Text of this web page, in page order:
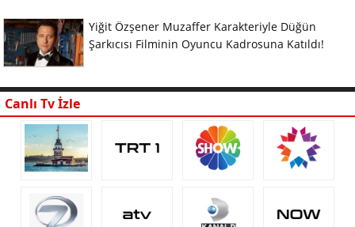
Yiğit Özşener Muzaffer Karakteriyle Düğün
Şarkıcısı Filminin Oyuncu Kadrosuna Katıldı!
Canlı Tv İzle